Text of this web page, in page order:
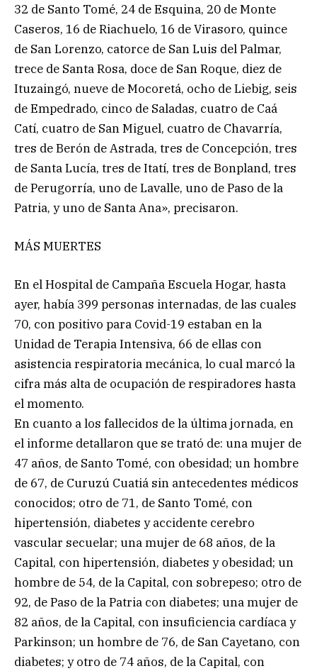
32 de Santo Tomé, 24 de Esquina, 20 de Monte
Caseros, 16 de Riachuelo, 16 de Virasoro, quince
de San Lorenzo, catorce de San Luis del Palmar,
trece de Santa Rosa, doce de San Roque, diez de
Ituzaingó, nueve de Mocoretá, ocho de Liebig, seis
de Empedrado, cinco de Saladas, cuatro de Caá
Catí, cuatro de San Miguel, cuatro de Chavarría,
tres de Berón de Astrada, tres de Concepción, tres
de Santa Lucía, tres de Itatí, tres de Bonpland, tres
de Perugorría, uno de Lavalle, uno de Paso de la
Patria, y uno de Santa Ana», precisaron.
MÁS MUERTES
En el Hospital de Campaña Escuela Hogar, hasta
ayer, había 399 personas internadas, de las cuales
70, con positivo para Covid-19 estaban en la
Unidad de Terapia Intensiva, 66 de ellas con
asistencia respiratoria mecánica, lo cual marcó la
cifra más alta de ocupación de respiradores hasta
el momento.
En cuanto a los fallecidos de la última jornada, en
el informe detallaron que se trató de: una mujer de
47 años, de Santo Tomé, con obesidad; un hombre
de 67, de Curuzú Cuatiá sin antecedentes médicos
conocidos; otro de 71, de Santo Tomé, con
hipertensión, diabetes y accidente cerebro
vascular secuelar; una mujer de 68 años, de la
Capital, con hipertensión, diabetes y obesidad; un
hombre de 54, de la Capital, con sobrepeso; otro de
92, de Paso de la Patria con diabetes; una mujer de
82 años, de la Capital, con insuficiencia cardíaca y
Parkinson; un hombre de 76, de San Cayetano, con
diabetes; y otro de 74 años, de la Capital, con